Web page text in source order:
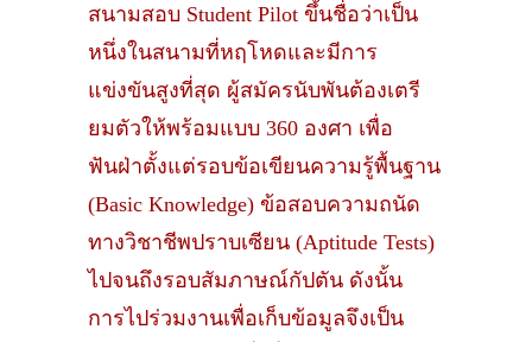
สนามสอบ Student Pilot ขึ้นชื่อว่าเป็น
หนึ่งในสนามที่หฤโหดและมีการ
แข่งขันสูงที่สุด ผู้สมัครนับพันต้องเตรี
ยมตัวให้พร้อมแบบ 360 องศา เพื่อ
ฟันฝ่าตั้งแต่รอบข้อเขียนความรู้พื้นฐาน
(Basic Knowledge) ข้อสอบความถนัด
ทางวิชาชีพปราบเซียน (Aptitude Tests)
ไปจนถึงรอบสัมภาษณ์กัปตัน ดังนั้น
การไปร่วมงานเพื่อเก็บข้อมูลจึงเป็น